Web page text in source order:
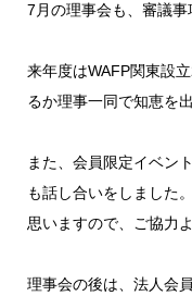
7月の理事会も、審議事
来年度はWAFP関東設
るか理事一同で知恵を
また、会員限定イベン
も話し合いをしました
思いますので、ご協力
理事会の後は、法人会